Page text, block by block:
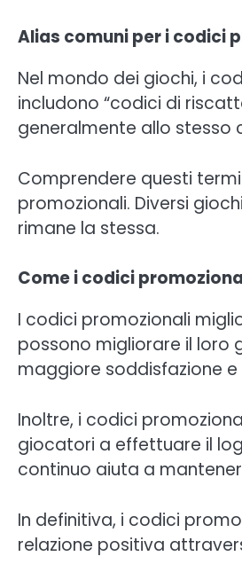
Alias comuni per i codici
Nel mondo dei giochi, i
includono “codici di
generalmente allo
Comprendere questi
promozionali. Diversi
rimane la stessa.
Come i codici
I codici promozionali
possono migliorare il loro
maggiore soddisfazione
Inoltre, i codici
giocatori a effettuare il
continuo aiuta a
In definitiva, i codici
relazione positiva